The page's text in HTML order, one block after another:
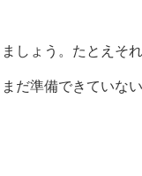
しょう。たとえそ
だ準備できていな